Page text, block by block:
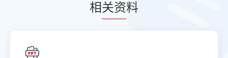
相关资料